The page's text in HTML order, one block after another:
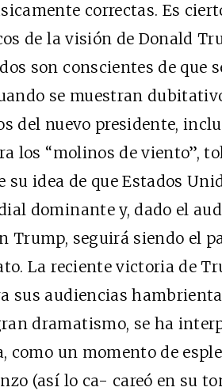
correctas. Es
de la visión de Donald
son conscientes de que
se muestran
del nuevo presidente,
los “molinos de viento”,
idea de que Estados
dominante y, dado el
Trump, seguirá siendo el
La reciente victoria de
sus audiencias
dramatismo, se ha
como un momento de
(así lo ca- careó en su